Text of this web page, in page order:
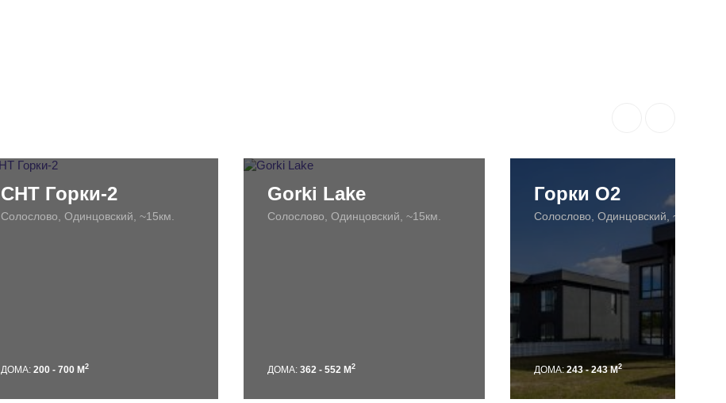
СНТ Горки-2
Солослово, Одинцовский, ~15км.
ДОМА: 200 - 700 М 2
Gorki Lake
Солослово, Одинцовский, ~15км.
ДОМА: 362 - 552 М 2
Горки О2
Солослово, Одинцовский, ~17км.
ДОМА:243 - 243 М 2